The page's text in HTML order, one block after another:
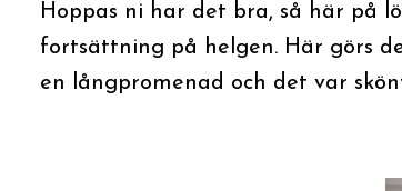
Hoppas ni har det bra, så här på
fortsättning på helgen. Här görs
en långpromenad och det var